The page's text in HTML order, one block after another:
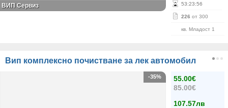
53:23:56
226 от 300
кв. Младост 1
ВИП Сервиз
Вип комплексно почистване за лек автомобил
55.00€
85.00€
107.57лв
-35%